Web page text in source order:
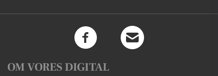
OM VORES DIGITAL